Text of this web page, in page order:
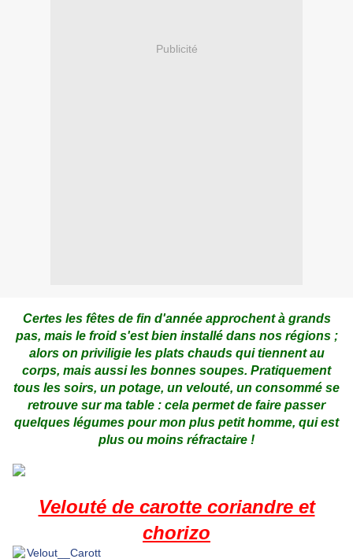
Publicité
Certes les fêtes de fin d'année approchent à grands
pas, mais le froid s'est bien installé dans nos régions ;
alors on priviligie les plats chauds qui tiennent au
corps, mais aussi les bonnes soupes. Pratiquement
tous les soirs, un potage, un velouté, un consommé se
retrouve sur ma table : cela permet de faire passer
quelques légumes pour mon plus petit homme, qui est
plus ou moins réfractaire !
Velouté de carotte coriandre et
chorizo